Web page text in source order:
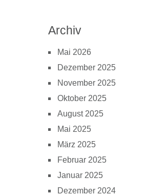
Archiv
Mai 2026
Dezember 2025
November 2025
Oktober 2025
August 2025
Mai 2025
März 2025
Februar 2025
Januar 2025
Dezember 2024